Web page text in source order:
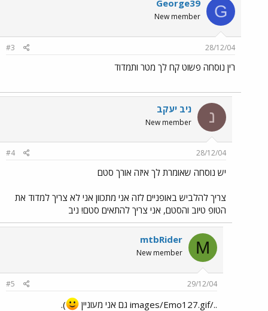
G
George39
New member
28/12/04
#3
רין נוסחה פשוט קח לך מטר ותמדוד
נ ניב יעקב
New member
28/12/04
#4
יש נוסחה שאומרת לך איזה אורך סטם
צריך להלביש באופניים לזה אני מתכוון אני לא צריך למדוד את
הטופ טיוב והסטם, אני צריך להתאים סטם! ניב
M
mtbRider
New member
29/12/04
#5
../images/Emo127.gif גם אני מעוניין ).